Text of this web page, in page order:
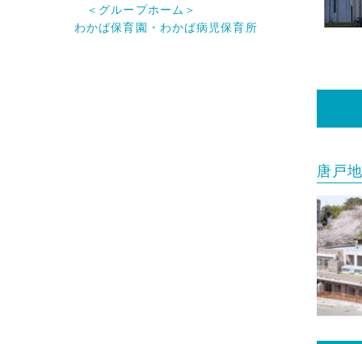
＜グループホーム＞
わかば保育園・わかば病児保育所
唐戸